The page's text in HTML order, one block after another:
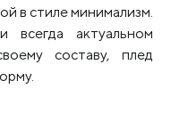
в стиле минимализм.
актуальном
составу, плед